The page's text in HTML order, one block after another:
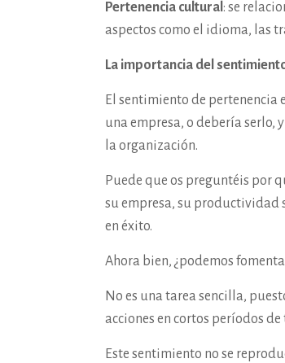
Pertenencia cultural : se
aspectos como el idioma, las
La importancia del
El sentimiento de pertenencia
una empresa, o debería serlo,
la organización.
Puede que os preguntéis por
su empresa, su productividad
en éxito.
Ahora bien, ¿podemos
No es una tarea sencilla,
acciones en cortos períodos
Este sentimiento no se